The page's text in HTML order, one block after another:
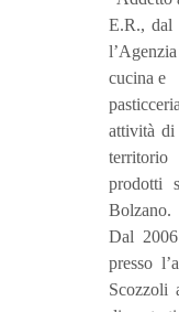
E.R., dal
cucina e
attività di
prodotti
Bolzano.
Dal
presso
Scozzoli